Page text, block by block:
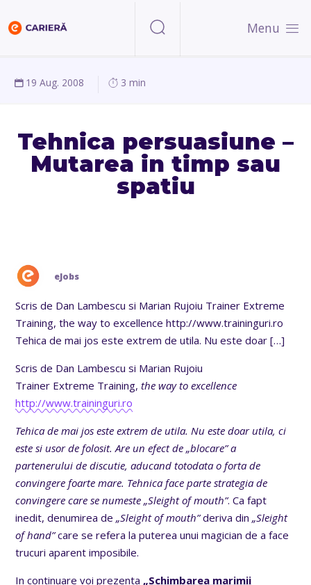
Menu
19 Aug. 2008 3 min
Tehnica persuasiune –
Mutarea in timp sau
spatiu
eJobs
Scris de Dan Lambescu si Marian Rujoiu Trainer Extreme
Training, the way to excellence http://www.traininguri.ro
Tehica de mai jos este extrem de utila. Nu este doar […]
Scris de Dan Lambescu si Marian Rujoiu
Trainer Extreme Training,the way to excellence
http://www.traininguri.ro
Tehica de mai jos este extrem de utila. Nu este doar utila, ci
este si usor de folosit. Are un efect de „blocare” a
partenerului de discutie, aducand totodata o forta de
convingere foarte mare. Tehnica face parte strategia de
convingere care se numeste „Sleight of mouth”. Ca fapt
inedit, denumirea de„Sleight of mouth”deriva din„Sleight
of hand”care se refera la puterea unui magician de a face
trucuri aparent imposibile.
In continuare voi prezenta „Schimbarea marimii